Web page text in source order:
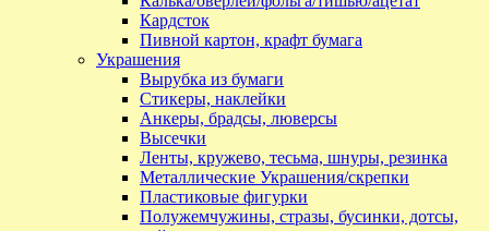
Кардсток
Пивной картон, крафт бумага
Украшения
Вырубка из бумаги
Стикеры, наклейки
Анкеры, брадсы, люверсы
Высечки
Ленты, кружево, тесьма, шнуры, резинка
Металлические Украшения/скрепки
Пластиковые фигурки
Полужемчужины, стразы, бусинки, дотсы,